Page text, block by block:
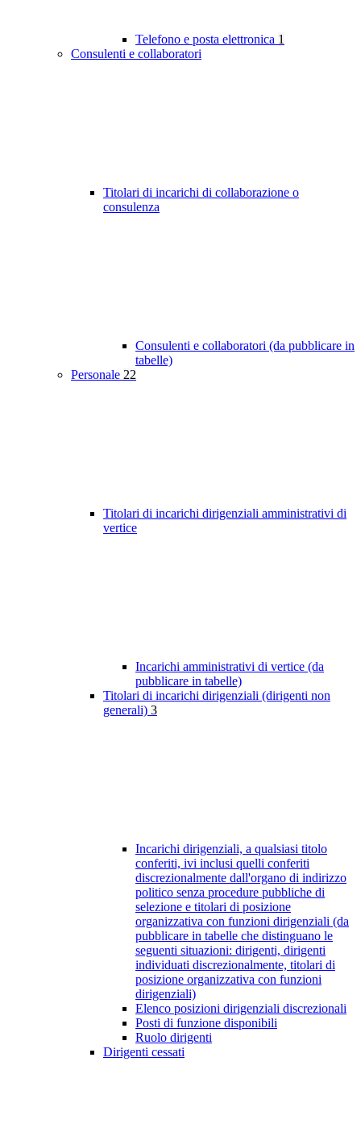
Telefono e posta elettronica 1
Consulenti e collaboratori
Titolari di incarichi di collaborazione o
consulenza
Consulenti e collaboratori (da pubblicare in
tabelle)
Personale 22
Titolari di incarichi dirigenziali amministrativi di
vertice
Incarichi amministrativi di vertice (da
pubblicare in tabelle)
Titolari di incarichi dirigenziali (dirigenti non
generali) 3
Incarichi dirigenziali, a qualsiasi titolo
conferiti, ivi inclusi quelli conferiti
discrezionalmente dall'organo di indirizzo
politico senza procedure pubbliche di
selezione e titolari di posizione
organizzativa con funzioni dirigenziali (da
pubblicare in tabelle che distinguano le
seguenti situazioni: dirigenti, dirigenti
individuati discrezionalmente, titolari di
posizione organizzativa con funzioni
dirigenziali)
Elenco posizioni dirigenziali discrezionali
Posti di funzione disponibili
Ruolo dirigenti
Dirigenti cessati